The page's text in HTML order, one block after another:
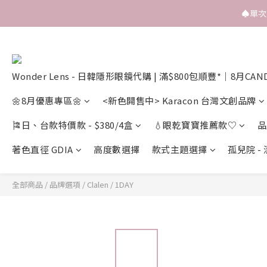
♠️單次
Wonder Lens - 日韓隱形眼鏡代購 | 滿$800包順豐*｜8月
🌼8月優惠專區🌼
<新色開售中> Karacon 台灣文創品牌
🎏日、台款特價款 - $380/4盒
💧眼乾寶寶推薦款♡
著色直徑 GDIA
高度數選擇 款式主題選擇 孤兒院 -
全部商品 / 品牌選項 / Clalen /1DAY